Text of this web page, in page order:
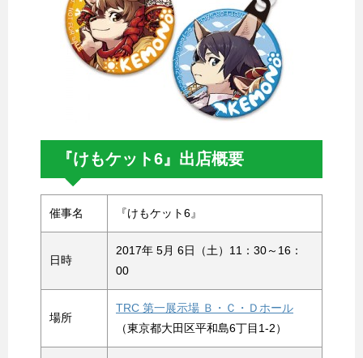
『けもケット6』出店概要
催事名 『けもケット6』
日時
2017年 5月 6日（土）11：30～16：
00
場所
TRC 第一展示場 Ｂ・Ｃ・Ｄホール
（東京都大田区平和島6丁目1-2）